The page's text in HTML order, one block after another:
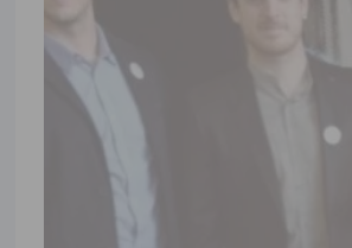
el empleo con la contratación de 55 personas
alerta del riesgo de incendios e inundaciones
para dar comienzo a sus Fiestas 2026